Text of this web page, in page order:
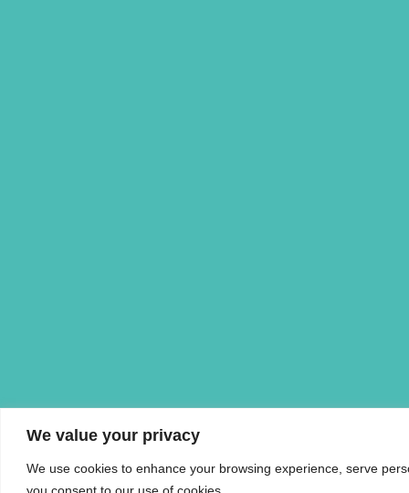
We value your privacy
We use cookies to enhance your browsing experience, serve
you consent to our use of cookies.